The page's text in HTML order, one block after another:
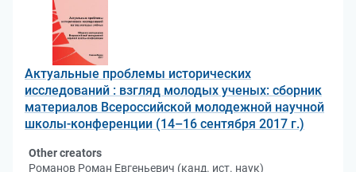
Актуальные проблемы исторических
исследований : взгляд молодых ученых: сборник
материалов Всероссийской молодежной научной
школы-конференции (14–16 сентября 2017 г.)
Other creators
Романов Роман Евгеньевич (канд. ист. наук)